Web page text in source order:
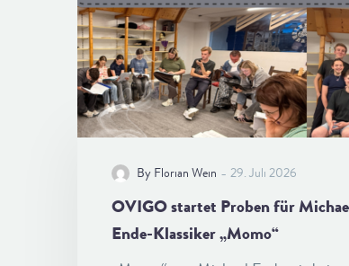
By Florian Wein - 29. Juli 2026
OVIGO startet Proben für
Ende-Klassiker „Momo“